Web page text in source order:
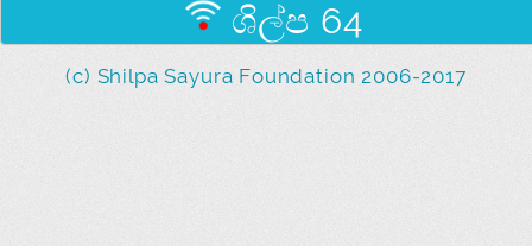
ශිල්ප 64
(c) Shilpa Sayura Foundation 2006-2017